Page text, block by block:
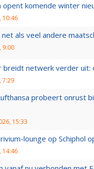
opent komende winter
10:46
als veel andere
9:00
breidt netwerk verder
7:29
probeert onrust
15:33
lounge op Schiphol
14:46